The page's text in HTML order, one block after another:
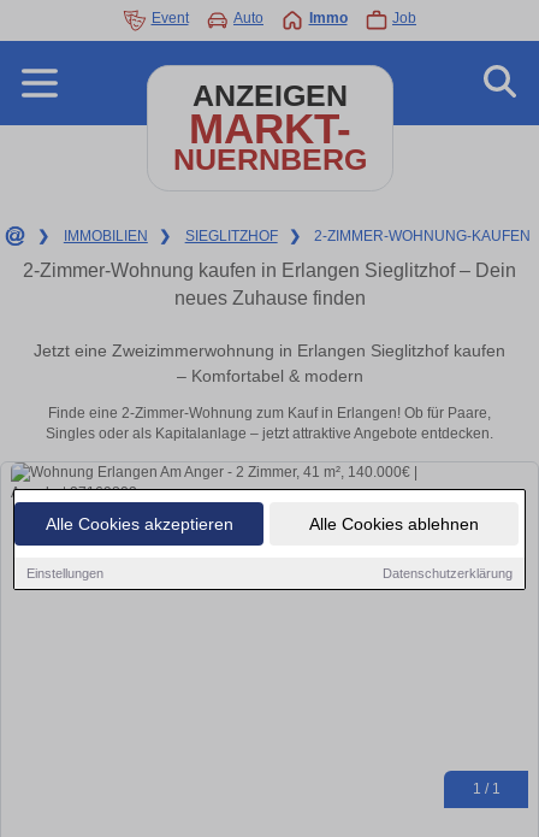
Alle Cookies akzeptieren Alle Cookies ablehnen
Einstellungen Datenschutzerklärung
Event Auto Immo Job
ANZEIGEN
MARKT-
NUERNBERG
❯ IMMOBILIEN ❯ SIEGLITZHOF ❯ 2-ZIMMER-WOHNUNG-KAUFEN
2-Zimmer-Wohnung kaufen in Erlangen Sieglitzhof – Dein
neues Zuhause finden
Jetzt eine Zweizimmerwohnung in Erlangen Sieglitzhof kaufen
– Komfortabel & modern
Finde eine 2-Zimmer-Wohnung zum Kauf in Erlangen! Ob für Paare,
Singles oder als Kapitalanlage – jetzt attraktive Angebote entdecken.
1 / 1